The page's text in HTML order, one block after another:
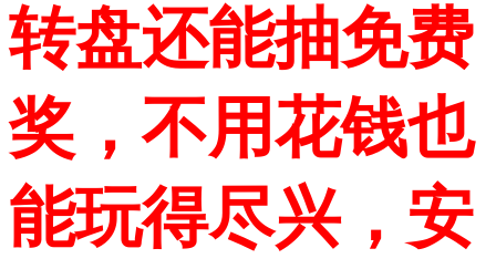
转盘还能抽免费
奖，不用花钱也
能玩得尽兴，安